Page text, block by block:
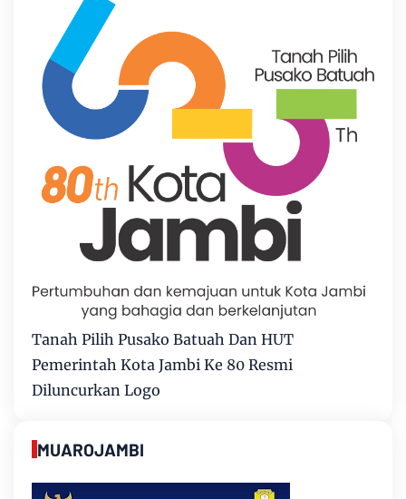
Tanah Pilih Pusako Batuah Dan HUT
Pemerintah Kota Jambi Ke 80 Resmi
Diluncurkan Logo
MUAROJAMBI